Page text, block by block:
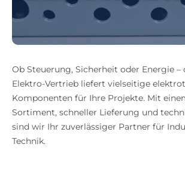
Ob Steuerung, Sicherheit oder Energie –
Elektro-Vertrieb liefert vielseitige
Komponenten für Ihre Projekte. Mit
Sortiment, schneller Lieferung und
sind wir Ihr zuverlässiger Partner für
Technik.